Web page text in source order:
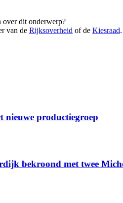
over dit onderwerp?
van de Rijksoverheid of de Kiesraad.
nieuwe productiegroep
bekroond met twee